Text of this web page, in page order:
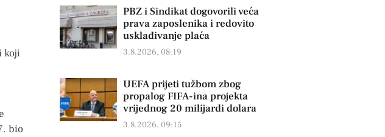
koji
bio
PBZ i Sindikat dogovorili veća
prava zaposlenika i redovito
usklađivanje plaća
3.8.2026, 08:19
UEFA prijeti tužbom zbog
propalog FIFA-ina projekta
vrijednog 20 milijardi dolara
3.8.2026, 09:15